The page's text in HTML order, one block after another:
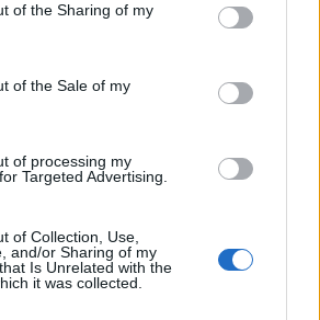
or usage behaviour. You may click to
to Google and its third-party tags to
specified purposes in below Google
of the Sharing of my
of the Sale of my
of processing my
Targeted Advertising.
of Collection, Use,
and/or Sharing of my
Is Unrelated with the
it was collected.
élmény volt, mint az Alkonyat,
amit nagyon jó volt
Az Alkonyattal ugye sima ügy
ami azt a sorozatot
rajongók, minden. Ez viszont
kirándulás volt,
képregényőrültek világába –
először készített filmet a
Tíz évvel ezelőtt A
ugyancsak egy családi